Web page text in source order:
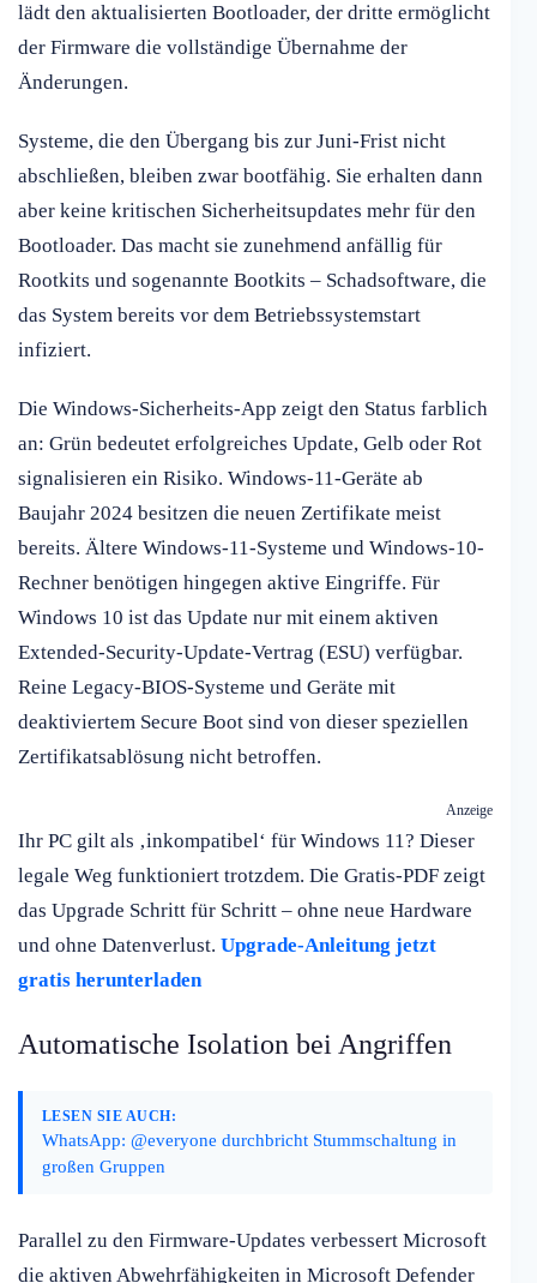
lädt den aktualisierten Bootloader, der dritte ermöglicht
der Firmware die vollständige Übernahme der
Änderungen.
Systeme, die den Übergang bis zur Juni-Frist nicht
abschließen, bleiben zwar bootfähig. Sie erhalten dann
aber keine kritischen Sicherheitsupdates mehr für den
Bootloader. Das macht sie zunehmend anfällig für
Rootkits und sogenannte Bootkits – Schadsoftware, die
das System bereits vor dem Betriebssystemstart
infiziert.
Die Windows-Sicherheits-App zeigt den Status farblich
an: Grün bedeutet erfolgreiches Update, Gelb oder Rot
signalisieren ein Risiko. Windows-11-Geräte ab
Baujahr 2024 besitzen die neuen Zertifikate meist
bereits. Ältere Windows-11-Systeme und Windows-10-
Rechner benötigen hingegen aktive Eingriffe. Für
Windows 10 ist das Update nur mit einem aktiven
Extended-Security-Update-Vertrag (ESU) verfügbar.
Reine Legacy-BIOS-Systeme und Geräte mit
deaktiviertem Secure Boot sind von dieser speziellen
Zertifikatsablösung nicht betroffen.
Anzeige
Ihr PC gilt als ‚inkompatibel‘ für Windows 11? Dieser
legale Weg funktioniert trotzdem. Die Gratis-PDF zeigt
das Upgrade Schritt für Schritt – ohne neue Hardware
und ohne Datenverlust. Upgrade-Anleitung jetzt
gratis herunterladen
Automatische Isolation bei Angriffen
LESEN SIE AUCH:
WhatsApp: @everyone durchbricht Stummschaltung in
großen Gruppen
Parallel zu den Firmware-Updates verbessert Microsoft
die aktiven Abwehrfähigkeiten in Microsoft Defender